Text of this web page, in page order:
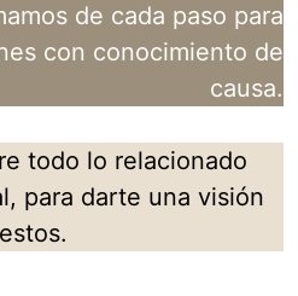
de cada paso para
con conocimiento de
causa.
todo lo relacionado
para darte una visión